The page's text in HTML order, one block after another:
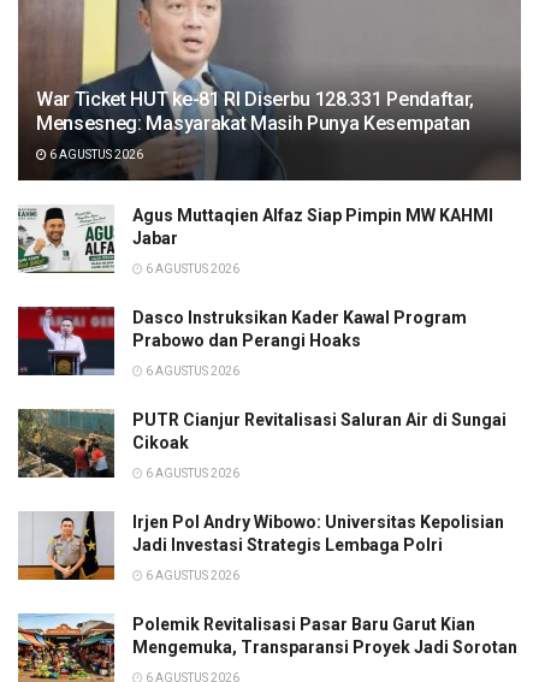
War Ticket HUT ke-81 RI Diserbu 128.331 Pendaftar,
Mensesneg: Masyarakat Masih Punya Kesempatan
6 AGUSTUS 2026
Agus Muttaqien Alfaz Siap Pimpin MW KAHMI
Jabar
6 AGUSTUS 2026
Dasco Instruksikan Kader Kawal Program
Prabowo dan Perangi Hoaks
6 AGUSTUS 2026
PUTR Cianjur Revitalisasi Saluran Air di Sungai
Cikoak
6 AGUSTUS 2026
Irjen Pol Andry Wibowo: Universitas Kepolisian
Jadi Investasi Strategis Lembaga Polri
6 AGUSTUS 2026
Polemik Revitalisasi Pasar Baru Garut Kian
Mengemuka, Transparansi Proyek Jadi Sorotan
6 AGUSTUS 2026